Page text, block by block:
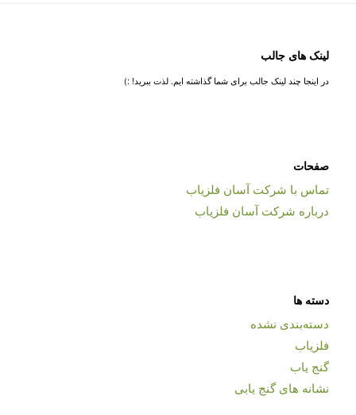
لینک های جالب
در اینجا چند لینک جالب برای شما گذاشته ایم. لذت ببرید! :)
صفحات
تماس با شرکت آسان فلزیاب
درباره شرکت آسان فلزیاب
دسته ها
دسته‌بندی نشده
فلزیاب
گنج یاب
نشانه های گنج یابی